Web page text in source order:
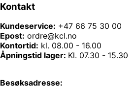
Kontakt
Kundeservice: +47 66 75 30 00
Epost: ordre@kcl.no
Kontortid: kl. 08.00 - 16.00
Åpningstid lager: Kl. 07.30 - 15.30
Besøksadresse: